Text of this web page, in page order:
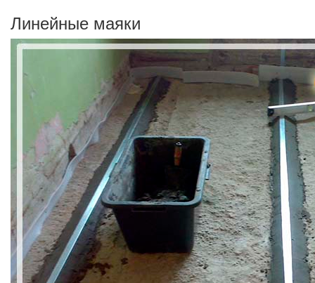
Линейные маяки